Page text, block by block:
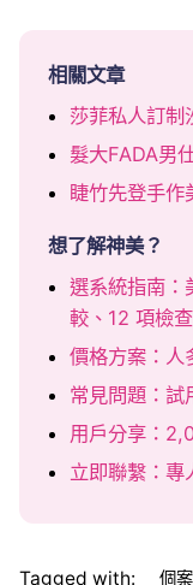
相關文章
莎菲私人訂制
髮大FADA男
睫竹先登手作
想了解神美？
選系統指南：
較、12 項檢
價格方案：人
常見問題：試
用戶分享：
立即聯繫：專
Tagged with: 個